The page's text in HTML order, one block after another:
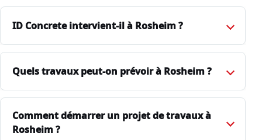
ID Concrete intervient-il à Rosheim ?
Quels travaux peut-on prévoir à Rosheim ?
Comment démarrer un projet de travaux à
Rosheim ?